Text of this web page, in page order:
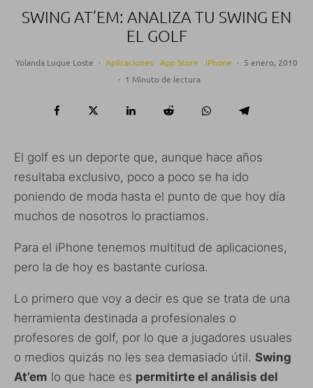
SWING AT’EM: ANALIZA TU SWING EN
EL GOLF
Yolanda Luque Loste · Aplicaciones App Store iPhone · 5 enero, 2010
· 1 Minuto de lectura
El golf es un deporte que, aunque hace años
resultaba exclusivo, poco a poco se ha ido
poniendo de moda hasta el punto de que hoy día
muchos de nosotros lo practiamos.
Para el iPhone tenemos multitud de aplicaciones,
pero la de hoy es bastante curiosa.
Lo primero que voy a decir es que se trata de una
herramienta destinada a profesionales o
profesores de golf, por lo que a jugadores usuales
o medios quizás no les sea demasiado útil. Swing
At’em lo que hace es permitirte el análisis del